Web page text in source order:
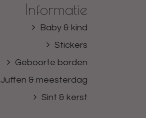
Informatie
Baby & kind
Stickers
Geboorte borden
Juffen & meesterdag
Sint & kerst